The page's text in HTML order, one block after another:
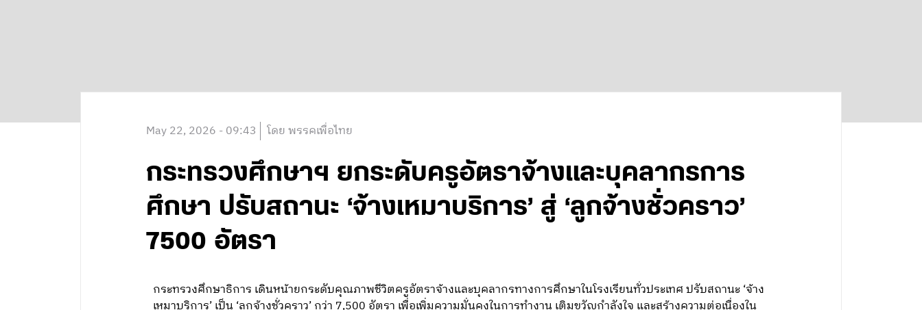
May 22, 2026 - 09:43 โดย พรรคเพื่อไทย
กระทรวงศึกษาฯ ยกระดับครูอัตราจ้างและบุคลากรการ
ศึกษา ปรับสถานะ ‘จ้างเหมาบริการ’ สู่ ‘ลูกจ้างชั่วคราว’
7500 อัตรา
กระทรวงศึกษาธิการ เดินหน้ายกระดับคุณภาพชีวิตครูอัตราจ้างและบุคลากรทางการศึกษาในโรงเรียนทั่วประเทศ ปรับสถานะ ‘จ้าง
เหมาบริการ’ เป็น ‘ลูกจ้างชั่วคราว’ กว่า 7,500 อัตรา เพื่อเพิ่มความมั่นคงในการทำงาน เติมขวัญกำลังใจ และสร้างความต่อเนื่องใน